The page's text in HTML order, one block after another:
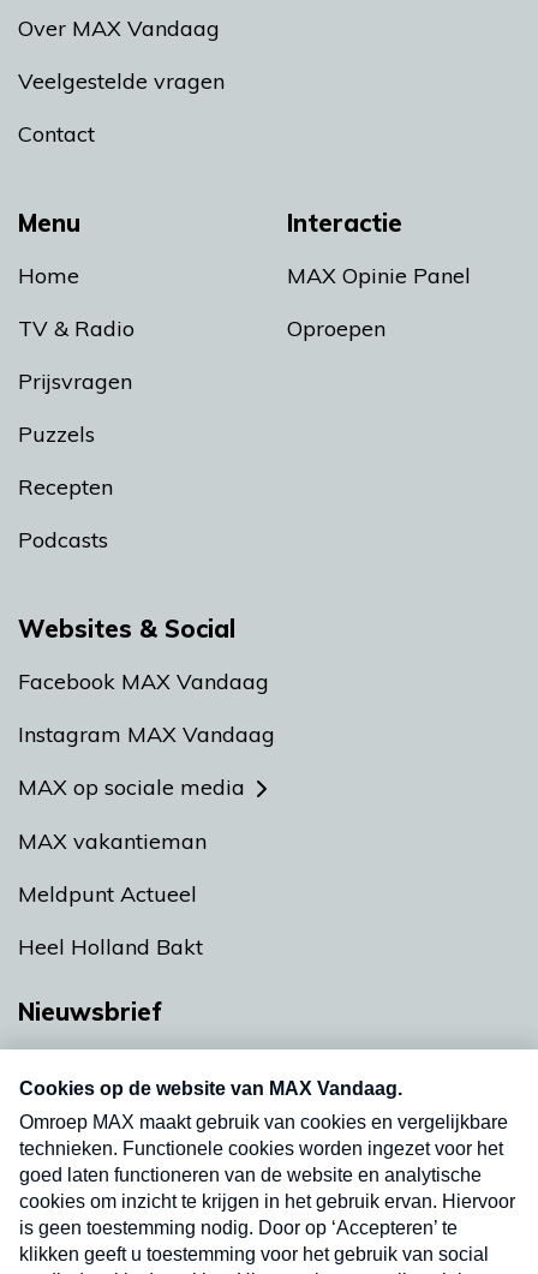
Menu
Home
TV & Radio
Prijsvragen
Puzzels
Recepten
Podcasts
Interactie
MAX Opinie Panel
Oproepen
Over MAX Vandaag
Veelgestelde vragen
Contact
Websites & Social
Facebook MAX Vandaag
Instagram MAX Vandaag
MAX op sociale media
MAX vakantieman
Meldpunt Actueel
Heel Holland Bakt
Nieuwsbrief
nieuwsbrief. Elke vrijdag- en dinsdagochtend in
uw mailbox.
Verzend